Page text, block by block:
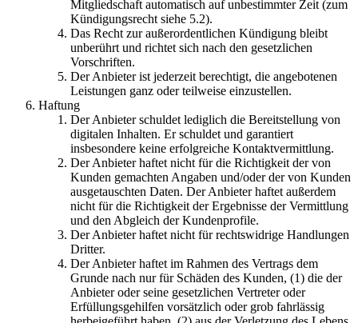
Mitgliedschaft automatisch auf unbestimmter Zeit (zum
Kündigungsrecht siehe 5.2).
Das Recht zur außerordentlichen Kündigung bleibt
unberührt und richtet sich nach den gesetzlichen
Vorschriften.
Der Anbieter ist jederzeit berechtigt, die angebotenen
Leistungen ganz oder teilweise einzustellen.
Haftung
Der Anbieter schuldet lediglich die Bereitstellung von
digitalen Inhalten. Er schuldet und garantiert
insbesondere keine erfolgreiche Kontaktvermittlung.
Der Anbieter haftet nicht für die Richtigkeit der von
Kunden gemachten Angaben und/oder der von Kunden
ausgetauschten Daten. Der Anbieter haftet außerdem
nicht für die Richtigkeit der Ergebnisse der Vermittlung
und den Abgleich der Kundenprofile.
Der Anbieter haftet nicht für rechtswidrige Handlungen
Dritter.
Der Anbieter haftet im Rahmen des Vertrags dem
Grunde nach nur für Schäden des Kunden, (1) die der
Anbieter oder seine gesetzlichen Vertreter oder
Erfüllungsgehilfen vorsätzlich oder grob fahrlässig